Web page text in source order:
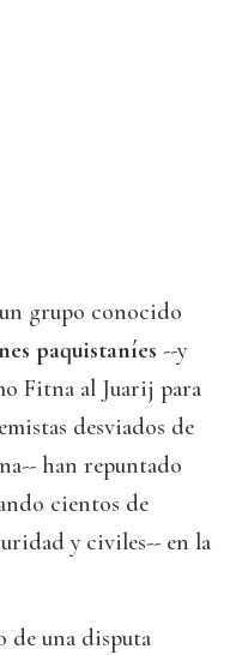
grupo conocido
paquistaníes --y
Fitna al Juarij para
desviados de
han repuntado
cientos de
y civiles-- en la
de una disputa